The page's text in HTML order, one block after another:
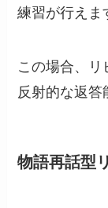
練習が行えま
この場合、
反射的な返答
物語再話型